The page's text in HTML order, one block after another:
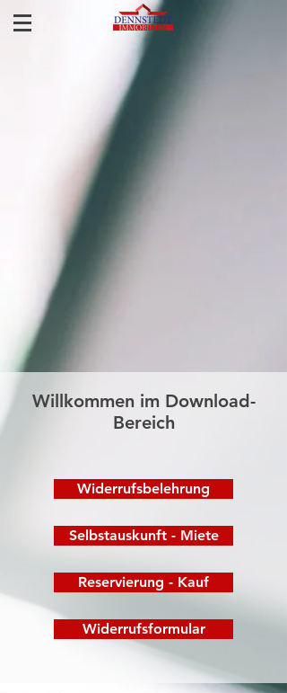
Willkommen im Download-
Bereich
Widerrufsbelehrung
Selbstauskunft - Miete
Reservierung - Kauf
Widerrufsformular